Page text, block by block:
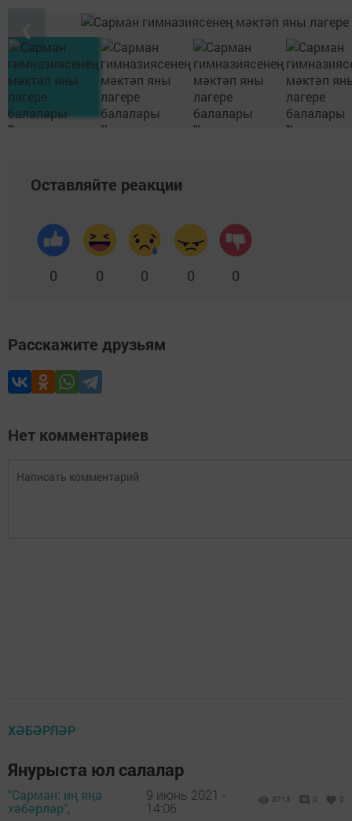
Оставляйте реакции
0 0 0 0 0
Расскажите друзьям
Нет комментариев
ХӘБӘРЛӘР
Янурыста юл салалар
"Сарман: иң яңа
хәбәрләр",
9 июнь 2021 -
14:06
3713 0 0